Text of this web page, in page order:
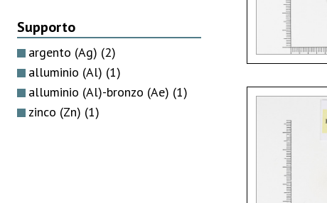
Supporto
argento (Ag) (2)
alluminio (Al) (1)
alluminio (Al)-bronzo (Ae) (1)
zinco (Zn) (1)